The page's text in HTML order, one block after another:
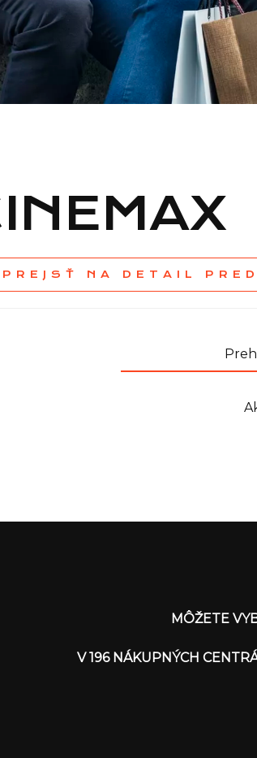
PREJSŤ NA DETAIL
MÔŽETE
V 196 NÁKUPNÝCH